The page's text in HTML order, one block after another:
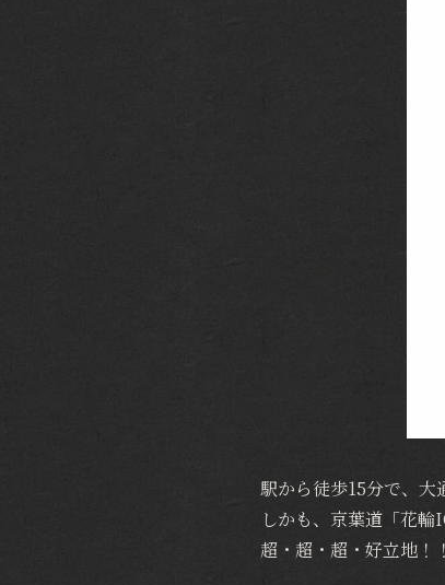
駅から徒歩15分で、大
しかも、京葉道「花
超・超・超・好立地！！